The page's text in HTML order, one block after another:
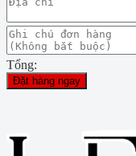
Tổng:
Đặt hàng ngay